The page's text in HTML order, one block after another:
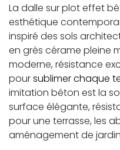
La dalle sur plot effet
esthétique
inspiré des sols
en grès cérame pleine
moderne, résistance
poursublimer chaque
imitation béton est la
surface élégante,
pour une terrasse, les
aménagement de